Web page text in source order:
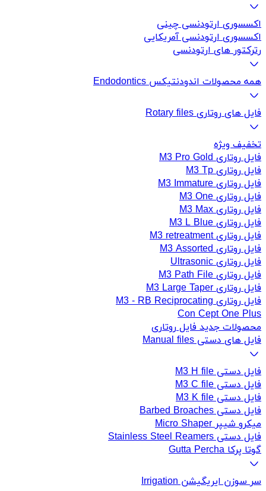
اکسسوری ارتودنسی چینی
اکسسوری ارتودنسی آمریکایی
رترکتور های ارتودنسی
همه محصولات اندودنتیکس Endodontics
فایل های روتاری Rotary files
تخفیف ویژه
فایل روتاری M3 Pro Gold
فایل روتاری M3 Tp
فایل روتاری M3 Immature
فایل روتاری M3 One
فایل روتاری M3 Max
فایل روتاری M3 L Blue
فایل روتاری M3 retreatment
فایل روتاری M3 Assorted
فایل روتاری Ultrasonic
فایل روتاری M3 Path File
فایل روتاری M3 Large Taper
فایل روتاری M3 - RB Reciprocating
Con Cept One Plus
محصولات جدید فایل روتاری
فایل های دستی Manual files
فایل دستی M3 H file
فایل دستی M3 C file
فایل دستی M3 K file
فایل دستی Barbed Broaches
میکرو شیپر Micro Shaper
فایل دستی Stainless Steel Reamers
گوتا پرکا Gutta Percha
سر سوزن ایریگیشن Irrigation